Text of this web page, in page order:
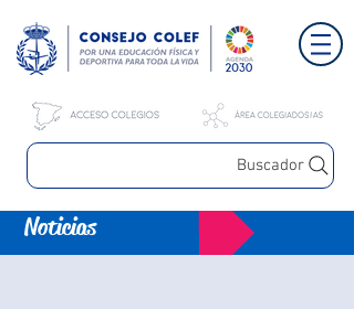
Buscador
Noticias